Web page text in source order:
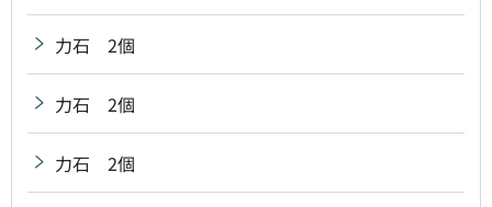
力石 2個
力石 2個
力石 2個